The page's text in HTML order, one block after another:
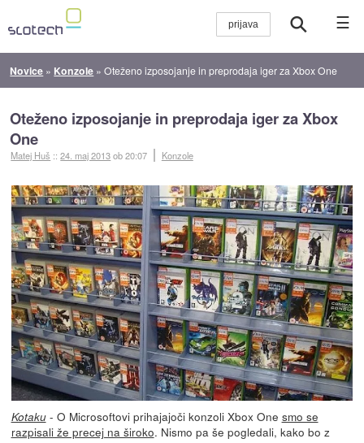
☰
Novice » Konzole »Oteženo izposojanje in preprodaja iger za Xbox One
Oteženo izposojanje in preprodaja iger za Xbox
One
Matej Huš ::24. maj 2013ob 20:07 Konzole
Kotaku- O Microsoftovi prihajajoči konzoli Xbox One smo se
razpisali že precej na široko. Nismo pa še pogledali, kako bo z